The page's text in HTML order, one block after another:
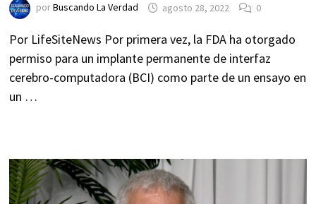
porBuscando La Verdad agosto 28, 2022 0
Por LifeSiteNews Por primera vez, la FDA ha otorgado
permiso para un implante permanente de interfaz
cerebro-computadora (BCI) como parte de un ensayo en
un …